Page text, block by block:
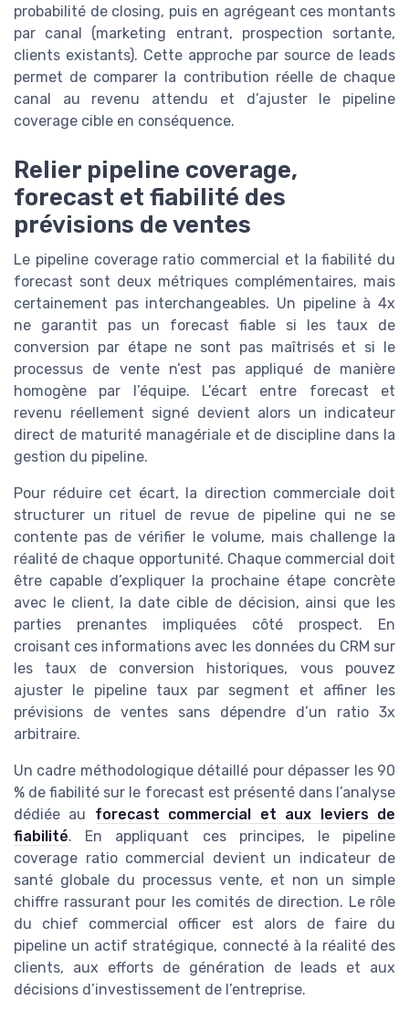
probabilité de closing, puis en agrégeant ces montants
par canal (marketing entrant, prospection sortante,
clients existants). Cette approche par source de leads
permet de comparer la contribution réelle de chaque
canal au revenu attendu et d’ajuster le pipeline
coverage cible en conséquence.
Relier pipeline coverage,
forecast et fiabilité des
prévisions de ventes
Le pipeline coverage ratio commercial et la fiabilité du
forecast sont deux métriques complémentaires, mais
certainement pas interchangeables. Un pipeline à 4x
ne garantit pas un forecast fiable si les taux de
conversion par étape ne sont pas maîtrisés et si le
processus de vente n’est pas appliqué de manière
homogène par l’équipe. L’écart entre forecast et
revenu réellement signé devient alors un indicateur
direct de maturité managériale et de discipline dans la
gestion du pipeline.
Pour réduire cet écart, la direction commerciale doit
structurer un rituel de revue de pipeline qui ne se
contente pas de vérifier le volume, mais challenge la
réalité de chaque opportunité. Chaque commercial doit
être capable d’expliquer la prochaine étape concrète
avec le client, la date cible de décision, ainsi que les
parties prenantes impliquées côté prospect. En
croisant ces informations avec les données du CRM sur
les taux de conversion historiques, vous pouvez
ajuster le pipeline taux par segment et affiner les
prévisions de ventes sans dépendre d’un ratio 3x
arbitraire.
Un cadre méthodologique détaillé pour dépasser les 90
% de fiabilité sur le forecast est présenté dans l’analyse
dédiée au forecast commercial et aux leviers de
fiabilité. En appliquant ces principes, le pipeline
coverage ratio commercial devient un indicateur de
santé globale du processus vente, et non un simple
chiffre rassurant pour les comités de direction. Le rôle
du chief commercial officer est alors de faire du
pipeline un actif stratégique, connecté à la réalité des
clients, aux efforts de génération de leads et aux
décisions d’investissement de l’entreprise.